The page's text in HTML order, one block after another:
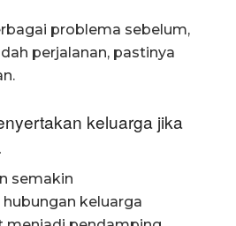
problema sebelum,
perjalanan, pastinya
keluarga jika
semakin
keluarga